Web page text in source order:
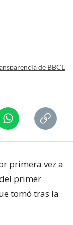
de BBCL
primera vez a
primer
tomó tras la